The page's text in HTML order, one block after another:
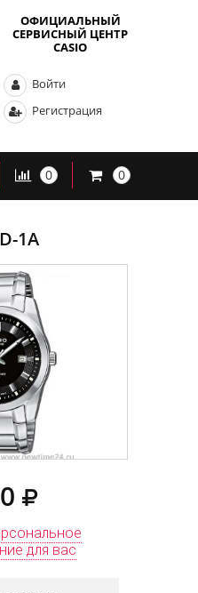
ОФИЦИАЛЬНЫЙ
СЕРВИСНЫЙ ЦЕНТР
CASIO
Войти
Регистрация
0 0
1A
для вас